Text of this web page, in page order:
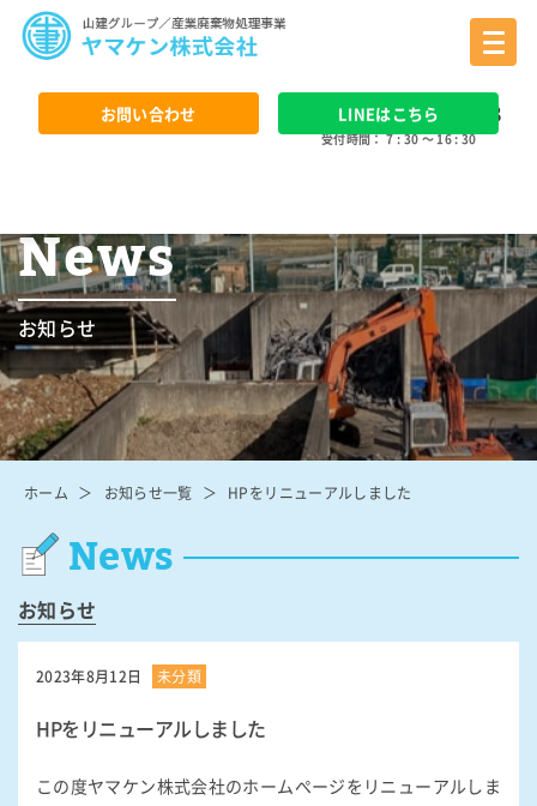
0568 - 24 - 3388
受付時間： 7 : 30 ～ 16 : 30
お問い合わせ LINEはこちら
News
お知らせ
ホーム お知らせ一覧 HPをリニューアルしました
News
お知らせ
2023年8月12日 未分類
HPをリニューアルしました
この度ヤマケン株式会社のホームぺージをリニューアルしま